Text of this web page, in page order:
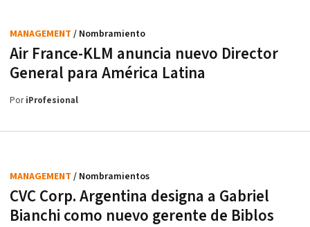
Air France-KLM anuncia nuevo Director
General para América Latina
MANAGEMENT / Nombramiento
PoriProfesional
CVC Corp. Argentina designa a Gabriel
Bianchi como nuevo gerente de Biblos
MANAGEMENT / Nombramientos